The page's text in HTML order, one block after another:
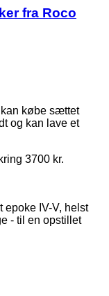
fra Roco
købe sættet
og kan lave et
3700 kr.
epoke IV-V, helst
- til en opstillet